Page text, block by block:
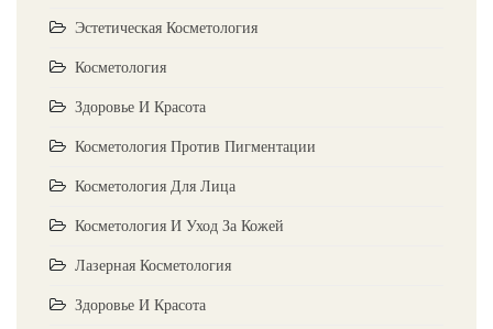
Эстетическая Косметология
Косметология
Здоровье И Красота
Косметология Против Пигментации
Косметология Для Лица
Косметология И Уход За Кожей
Лазерная Косметология
Здоровье И Красота